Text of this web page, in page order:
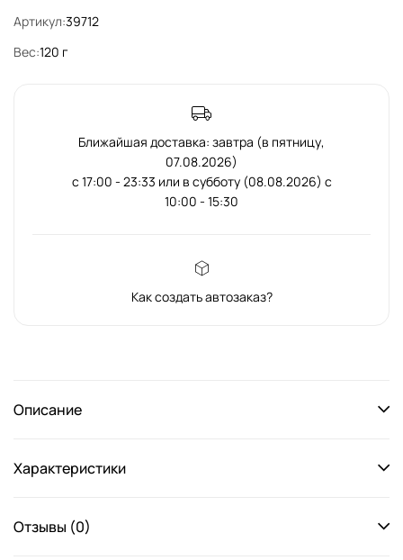
Артикул:39712
Вес:120 г
Ближайшая доставка: завтра (в пятницу,
07.08.2026)
с 17:00 - 23:33 или в субботу (08.08.2026) с
10:00 - 15:30
Как создать автозаказ?
Описание
Характеристики
Отзывы (0)